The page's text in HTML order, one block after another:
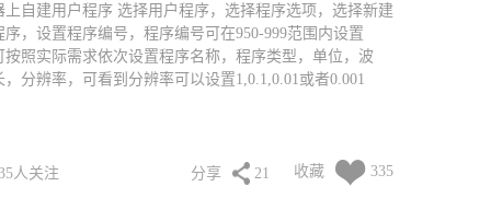
上自建用户程序 选择用户程序，选择程序选项，选择新建
序，设置程序编号，程序编号可在950-999范围内设置
按照实际需求依次设置程序名称，程序类型，单位，波
，分辨率，可看到分辨率可以设置1,0.1,0.01或者0.001
择右下角的图表选项，选择完成 新建曲线完成，存储自建
人关注 分享 21 收藏 335